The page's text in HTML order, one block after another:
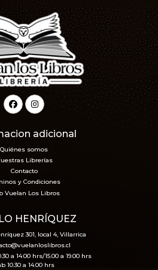
adicional
Quiénes somos
Librerías
Contacto
y Condiciones
Vuelan Los Libros
HENRÍQUEZ
301, local 4, Villarrica
a 14.00 hrs/15.00 a 19.00 hrs
10.30 a 14.00 hrs